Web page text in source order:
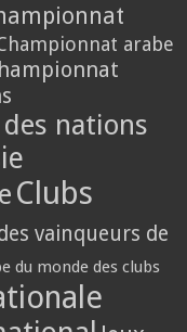
arabe
nations
Clubs
vainqueurs de
du monde des clubs